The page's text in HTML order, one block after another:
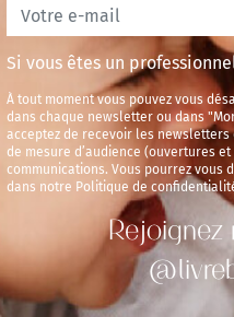
Si vous êtes un
À tout moment vous pouvez vous
dans chaque newsletter ou dans
acceptez de recevoir les newsletters
de mesure d’audience (ouvertures
communications. Vous pourrez vous
dans notre Politique de
Rejoignez